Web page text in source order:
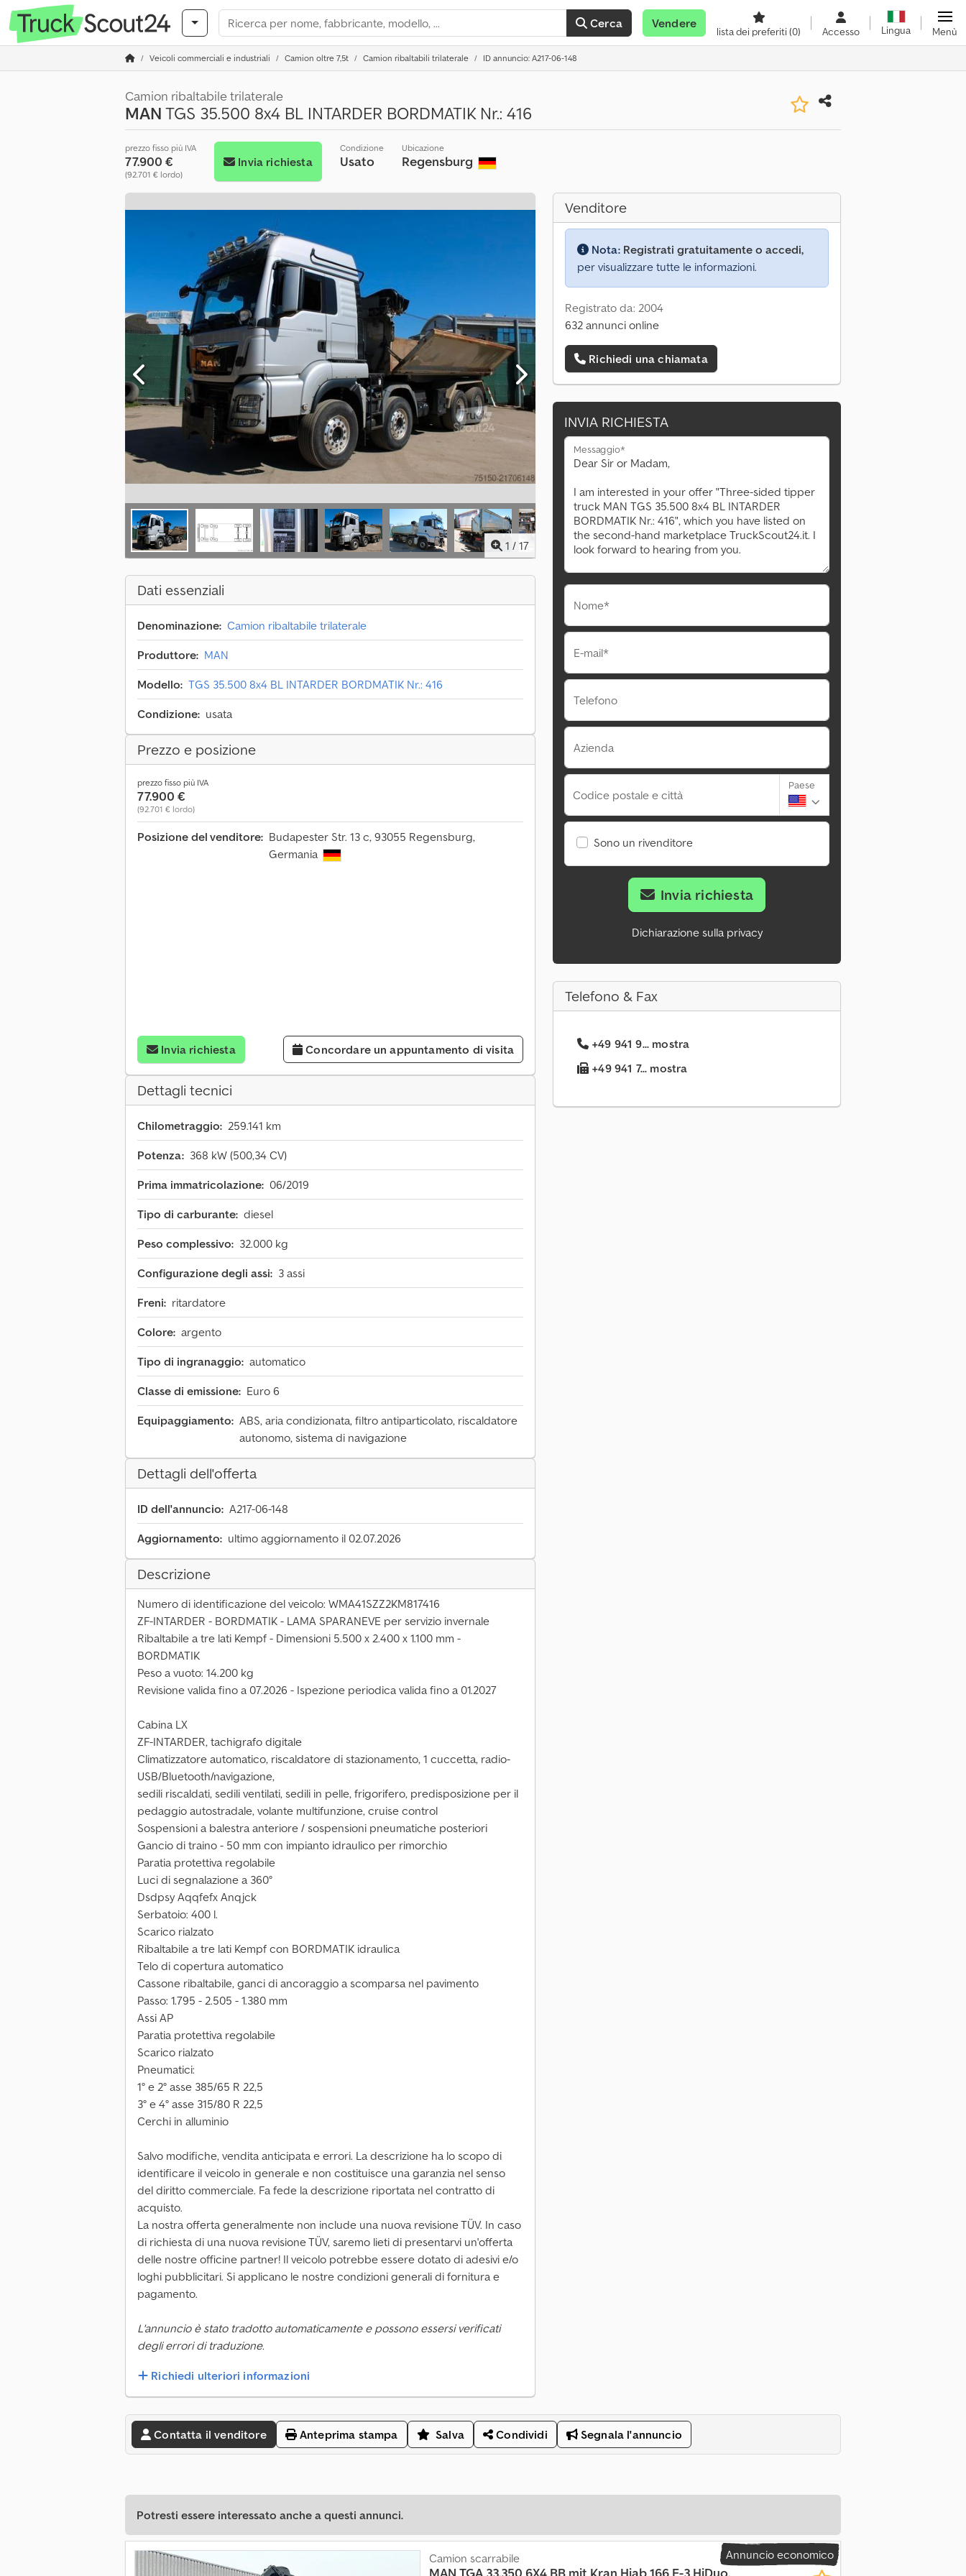
Cerca Vendere
lista dei preferiti (0) Accesso Lingua Menù
Veicoli commerciali e industriali Camion oltre 7,5t Camion ribaltabili trilaterale ID annuncio: A217-06-148
Camion ribaltabile trilaterale
MANTGS 35.500 8x4 BL INTARDER BORDMATIK Nr.: 416
prezzo fisso più IVA
77.900 €
(92.701 € lordo)
Invia richiesta
Condizione
Usato
Ubicazione
Regensburg
1 / 17
Dati essenziali
Denominazione: Camion ribaltabile trilaterale
Produttore: MAN
Modello: TGS 35.500 8x4 BL INTARDER BORDMATIK Nr.: 416
Condizione: usata
Prezzo e posizione
prezzo fisso più IVA
77.900 €
(92.701 € lordo)
Posizione del venditore: Budapester Str. 13 c, 93055 Regensburg,
Germania
Invia richiesta Concordare un appuntamento di visita
Dettagli tecnici
Chilometraggio: 259.141 km
Potenza: 368 kW (500,34 CV)
Prima immatricolazione: 06/2019
Tipo di carburante: diesel
Peso complessivo: 32.000 kg
Configurazione degli assi: 3 assi
Freni: ritardatore
Colore: argento
Tipo di ingranaggio: automatico
Classe di emissione: Euro 6
Equipaggiamento: ABS, aria condizionata, filtro antiparticolato, riscaldatore
autonomo, sistema di navigazione
Dettagli dell'offerta
ID dell'annuncio: A217-06-148
Aggiornamento: ultimo aggiornamento il 02.07.2026
Descrizione
Numero di identificazione del veicolo: WMA41SZZ2KM817416
ZF-INTARDER - BORDMATIK - LAMA SPARANEVE per servizio invernale
Ribaltabile a tre lati Kempf - Dimensioni 5.500 x 2.400 x 1.100 mm -
BORDMATIK
Peso a vuoto: 14.200 kg
Revisione valida fino a 07.2026 - Ispezione periodica valida fino a 01.2027
Cabina LX
ZF-INTARDER, tachigrafo digitale
Climatizzatore automatico, riscaldatore di stazionamento, 1 cuccetta, radio-
USB/Bluetooth/navigazione,
sedili riscaldati, sedili ventilati, sedili in pelle, frigorifero, predisposizione per il
pedaggio autostradale, volante multifunzione, cruise control
Sospensioni a balestra anteriore / sospensioni pneumatiche posteriori
Gancio di traino - 50 mm con impianto idraulico per rimorchio
Paratia protettiva regolabile
Luci di segnalazione a 360°
Dsdpsy Aqqfefx Anqjck
Serbatoio: 400 l.
Scarico rialzato
Ribaltabile a tre lati Kempf con BORDMATIK idraulica
Telo di copertura automatico
Cassone ribaltabile, ganci di ancoraggio a scomparsa nel pavimento
Passo: 1.795 - 2.505 - 1.380 mm
Assi AP
Paratia protettiva regolabile
Scarico rialzato
Pneumatici:
1° e 2° asse 385/65 R 22,5
3° e 4° asse 315/80 R 22,5
Cerchi in alluminio
Salvo modifiche, vendita anticipata e errori. La descrizione ha lo scopo di
identificare il veicolo in generale e non costituisce una garanzia nel senso
del diritto commerciale. Fa fede la descrizione riportata nel contratto di
acquisto.
La nostra offerta generalmente non include una nuova revisione TÜV. In caso
di richiesta di una nuova revisione TÜV, saremo lieti di presentarvi un'offerta
delle nostre officine partner! Il veicolo potrebbe essere dotato di adesivi e/o
loghi pubblicitari. Si applicano le nostre condizioni generali di fornitura e
pagamento.
L'annuncio è stato tradotto automaticamente e possono essersi verificati
degli errori di traduzione.
Richiedi ulteriori informazioni
Venditore
Nota: Registrati gratuitamente o accedi,
per visualizzare tutte le informazioni.
Registrato da: 2004
632 annunci online
Richiedi una chiamata
INVIA RICHIESTA
Messaggio*
Nome*
E-mail*
Telefono
Azienda
Codice postale e città
Paese
Sono un rivenditore
Invia richiesta
Dichiarazione sulla privacy
Telefono & Fax
+49 941 9... mostra
+49 941 7... mostra
Contatta il venditore Anteprima stampa Salva Condividi Segnala l'annuncio
Potresti essere interessato anche a questi annunci.
Annuncio economico
Camion scarrabile